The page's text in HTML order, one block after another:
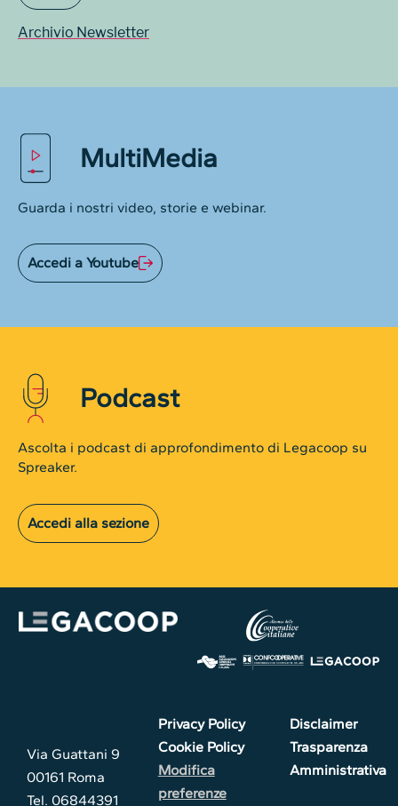
Archivio Newsletter
MultiMedia
Guarda i nostri video, storie e webinar.
Accedi a Youtube
Podcast
Ascolta i podcast di approfondimento di Legacoop su
Spreaker.
Accedi alla sezione
Via Guattani 9
00161 Roma
Tel. 06844391
Privacy Policy
Cookie Policy
Modifica
preferenze
Disclaimer
Trasparenza
Amministrativa